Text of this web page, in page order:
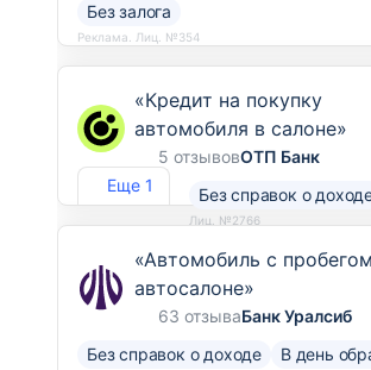
Без залога
Реклама. Лиц. №354
Еще 1
«Кредит на покупку
автомобиля в салоне»
5 отзывовОТП Банк
Без справок о
Лиц. №2766
«Автомобиль с
автосалоне»
63 отзываБанк Уралсиб
Без справок о доходе В день